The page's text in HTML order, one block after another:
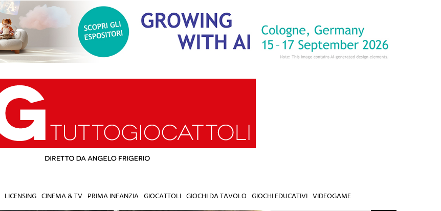
LICENSING CINEMA & TV PRIMA INFANZIA GIOCATTOLI GIOCHI DA TAVOLO GIOCHI EDUCATIVI VIDEOGAME